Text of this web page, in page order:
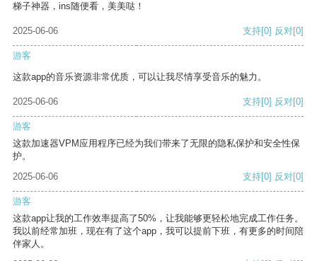
梯子神器，ins随便看，美美哒！
2025-06-06 支持[0] 反对[0]
游客
这款app的音乐资源非常优质，可以让我尽情享受音乐的魅力。
2025-06-06 支持[0] 反对[0]
游客
这款加速器VPM应用程序已经为我们带来了无限的隐私保护和安全性保
护。
2025-06-06
支持[0] 反对[0]
游客
这款app让我的工作效率提高了50%，让我能够更轻松地完成工作任务。
我以前经常加班，现在有了这个app，我可以提前下班，有更多的时间陪
伴家人。